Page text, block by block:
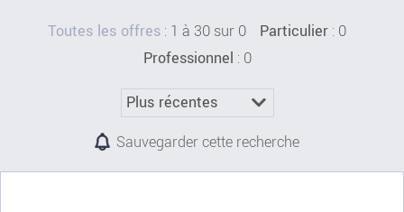
Toutes les offres : 1 à 30 sur 0 Particulier : 0
Professionnel : 0
Sauvegarder cette recherche